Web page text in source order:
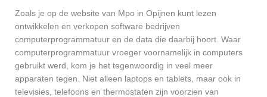
Zoals je op de website van Mpo in Opijnen kunt lezen
ontwikkelen en verkopen software bedrijven
computerprogrammatuur en de data die daarbij hoort. Waar
computerprogrammatuur vroeger voornamelijk in computers
gebruikt werd, kom je het tegenwoordig in veel meer
apparaten tegen. Niet alleen laptops en tablets, maar ook in
televisies, telefoons en thermostaten zijn voorzien van